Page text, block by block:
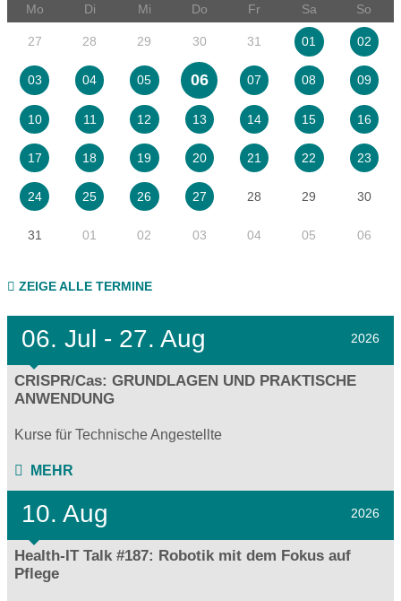
Mo
Di Mi Do Fr Sa So
27 28 29 30 31 01 02
03 04 05 06 07 08 09
10 11 12 13 14 15 16
17 18 19 20 21 22 23
24 25 26 27 28 29 30
31 01 02 03 04 05 06
ZEIGE ALLE TERMINE
06. Jul - 27. Aug 2026
CRISPR/Cas: GRUNDLAGEN UND PRAKTISCHE
ANWENDUNG
Kurse für Technische Angestellte
MEHR
10. Aug 2026
Health-IT Talk #187: Robotik mit dem Fokus auf
Pflege